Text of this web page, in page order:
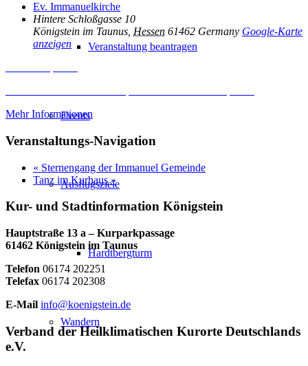
Veranstaltung beantragen
Events
Ausflugsziele
Hardtbergturm
Wandern
Ev. Immanuelkirche
Hintere Schloßgasse 10
Königstein im Taunus Hessen 61462 Germany Google-Karte
anzeigen
Mehr Informationen
Veranstaltungs-Navigation
« Sternengang der Immanuel Gemeinde
Tanz im Kurhaus»
Kur- und Stadtinformation Königstein
Hauptstraße 13 a – Kurparkpassage
61462 Königstein im Taunus
Telefon 06174 202251
Telefax 06174 202308
E-Mail info@koenigstein.de
Verband der Heilklimatischen Kurorte Deutschlands
e.V.